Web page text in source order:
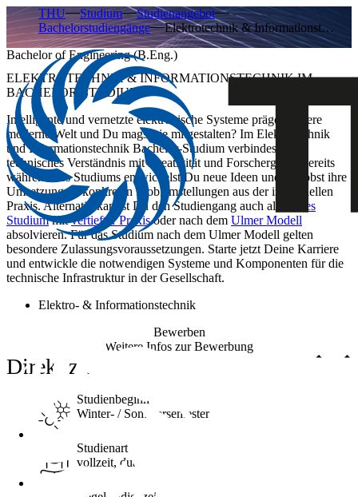
THU Studium
Studienangebot
Bachelorstudiengänge
Elektrotechnik & Informationst…
Bachelor of Engineering (B.Eng.)
ELEKTROTECHNIK & INFORMATIONSTECHNIK IM
BACHELOR-STUDIUM
Intelligente und vernetzte elektronische Systeme prägen unsere
moderne Welt und Du magst sie mitgestalten? Im Elektrotechnik
und Informationstechnik Bachelor-Studium verbindest Du
technisches Verständnis mit Kreativität und Forschergeist. Bereits
während des Studiums entwickelst Du neue Ideen und erprobst ihre
Umsetzung an konkreten Problemstellungen aus der industriellen
Praxis. Alternativ kannst Du den Studiengang auch als
duales
Studiummitvertiefter Praxisoder nach dem Ulmer Modell
absolvieren. Für das Studium nach dem Ulmer Modell gelten
besondere Zulassungsvoraussetzungen. Starte jetzt Deine Karriere
und entwickle die notwendigen Systeme und Komponenten für die
technische Infrastruktur in der Gesellschaft.
Elektro- & Informationstechnik
Bewerben
Weitere Infos zur Bewerbung
Direkt zu ...
Studienbeginn
Winter- / Sommersemester
Studienart
vollzeit, dual